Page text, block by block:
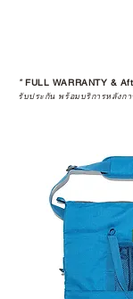
*FULL WARRANTY &
รับประกัน พร้อมบริการหลังกา